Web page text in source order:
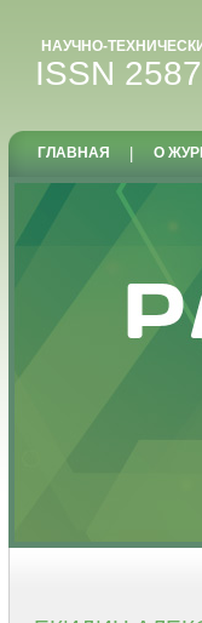
НАУЧНО-
ISSN
ГЛАВНАЯ О